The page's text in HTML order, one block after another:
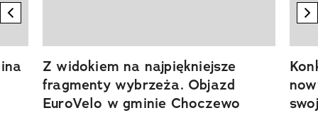
previous element
Z widokiem na najpiękniejsze
fragmenty wybrzeża. Objazd
EuroVelo w gminie Choczewo